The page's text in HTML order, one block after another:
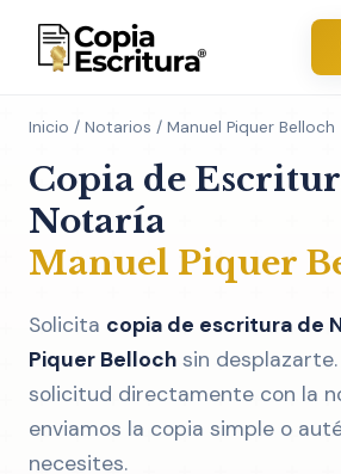
Inicio / Notarios / Manuel Piquer Belloch
Copia de
Notaría
Manuel Piquer
Solicita copia de escritura de
Piquer Belloch sin
solicitud directamente con la
enviamos la copia simple o
necesites.